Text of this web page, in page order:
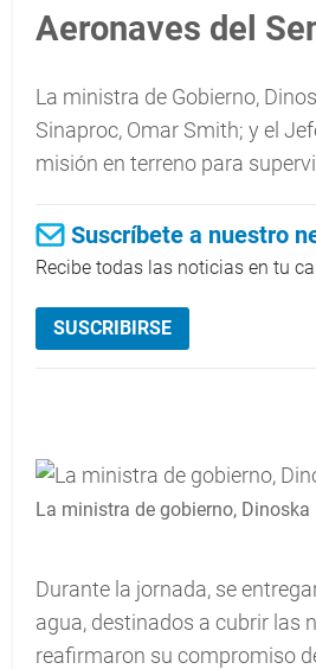
Aeronaves del
La ministra de Gobierno,
Sinaproc, Omar Smith; y el
misión en terreno para
Suscríbete a nuestro
Recibe todas las noticias en tu
SUSCRIBIRSE
La ministra de gobierno,
Durante la jornada, se
agua, destinados a cubrir las
reafirmaron su compromiso